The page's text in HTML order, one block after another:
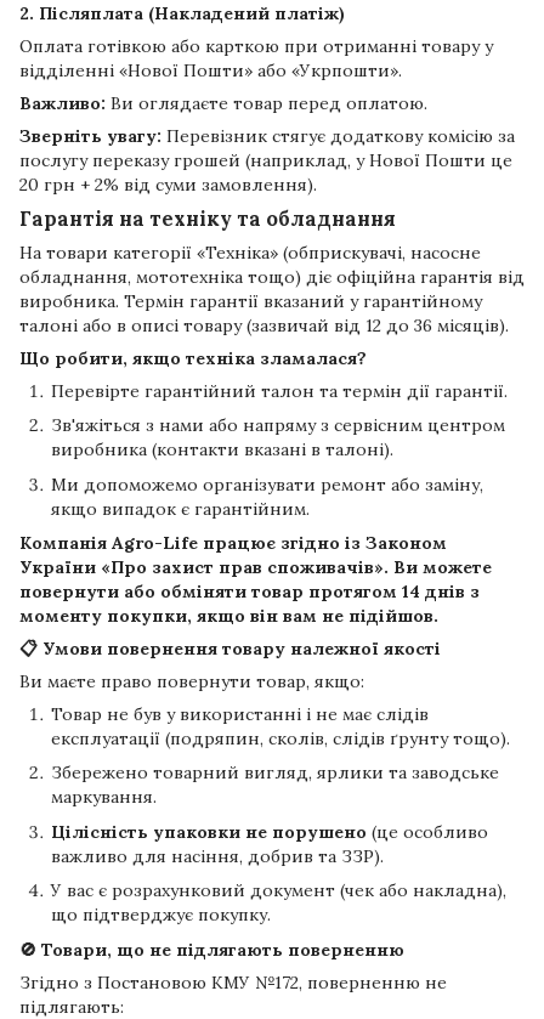
2. Післяплата (Накладений платіж)
Оплата готівкою або карткою при отриманні товару у
відділенні «Нової Пошти» або «Укрпошти».
Важливо: Ви оглядаєте товар перед оплатою.
Зверніть увагу: Перевізник стягує додаткову комісію за
послугу переказу грошей (наприклад, у Нової Пошти це
20 грн + 2% від суми замовлення).
Гарантія на техніку та обладнання
На товари категорії «Техніка» (обприскувачі, насосне
обладнання, мототехніка тощо) діє офіційна гарантія від
виробника. Термін гарантії вказаний у гарантійному
талоні або в описі товару (зазвичай від 12 до 36 місяців).
Що робити, якщо техніка зламалася?
Перевірте гарантійний талон та термін дії гарантії.
Зв'яжіться з нами або напряму з сервісним центром
виробника (контакти вказані в талоні).
Ми допоможемо організувати ремонт або заміну,
якщо випадок є гарантійним.
Компанія Agro-Life працює згідно із Законом
України «Про захист прав споживачів». Ви можете
повернути або обміняти товар протягом 14 днів з
моменту покупки, якщо він вам не підійшов.
📋 Умови повернення товару належної якості
Ви маєте право повернути товар, якщо:
Товар не був у використанні і не має слідів
експлуатації (подряпин, сколів, слідів ґрунту тощо).
Збережено товарний вигляд, ярлики та заводське
маркування.
Цілісність упаковки не порушено (це особливо
важливо для насіння, добрив та ЗЗР).
У вас є розрахунковий документ (чек або накладна),
що підтверджує покупку.
🚫 Товари, що не підлягають поверненню
Згідно з Постановою КМУ №172, поверненню не
підлягають: